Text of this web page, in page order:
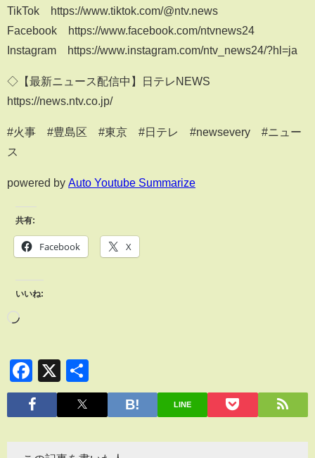
TikTok https://www.tiktok.com/@ntv.news
Facebook https://www.facebook.com/ntvnews24
Instagram https://www.instagram.com/ntv_news24/?hl=ja
◇【最新ニュース配信中】日テレNEWS
https://news.ntv.co.jp/
#火事 #豊島区 #東京 #日テレ #newsevery #ニュー
ス
powered by Auto Youtube Summarize
共有:
Facebook X
いいね:
Facebook
X
有
LINE